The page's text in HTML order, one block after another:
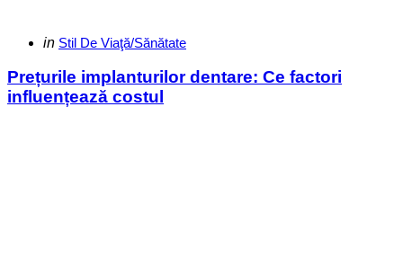
Categories
Posted
in Stil De Viaţă/Sănătate
Prețurile implanturilor dentare: Ce factori
influențează costul